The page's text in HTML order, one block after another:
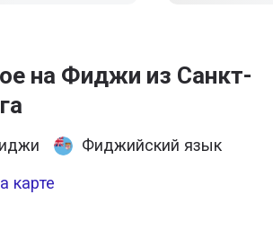
на Фиджи из Санкт-
Фиджийский язык
карте